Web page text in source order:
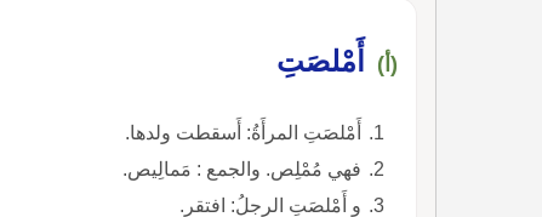
(أ) أَمْلصَتِ
أَمْلصَتِ المرأَةُ: أَسقطت ولدها.
فهي مُمْلِص. والجمع : مَمالِيص.
و أَمْلصَتِ الرجلُ: افتقر.